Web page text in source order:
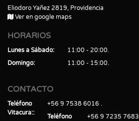
Eliodoro Yañez 2819, Providencia
Ver en google maps
HORARIOS
Lunes a Sábado
11:00 - 20:00
Domingo
11:00 - 15:00
CONTACTO
Teléfono
Vitacura:
+56 9 7538 6016
Teléfono
+56 9 7235 7683